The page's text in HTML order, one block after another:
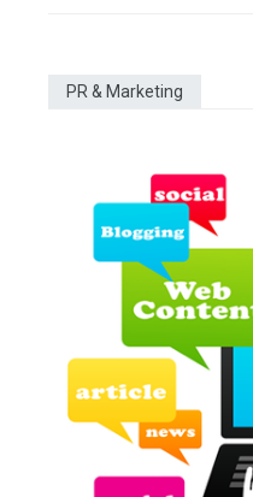
PR & Marketing